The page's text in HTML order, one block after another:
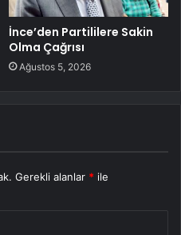
İnce’den Partililere Sakin
Olma Çağrısı
Ağustos 5, 2026
Gerekli alanlar * ile